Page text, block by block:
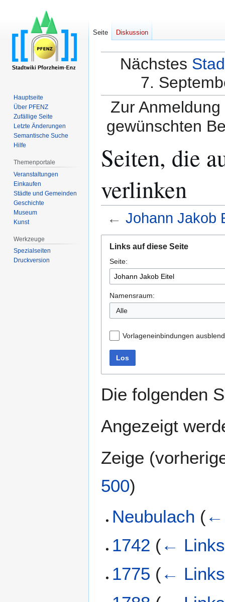
Nächstes
7.
Zur
gewünschten
Seiten, die
verlinken
← Johann Jakob
Navigation
springen
Suche
springen
Links auf diese Seite
Seite:
Namensraum:
Alle
Vorlageneinbindungen
Los
Die folgenden
Angezeigt
Zeige (
500)
Neubulach (←
1742 (← Links
1775 (← Links
Seite Diskussion
Hauptseite
Über PFENZ
Zufällige Seite
Letzte Änderungen
Semantische Suche
Hilfe
Themenportale
Veranstaltungen
Einkaufen
Städte und Gemeinden
Geschichte
Museum
Kunst
Werkzeuge
Spezialseiten
Druckversion